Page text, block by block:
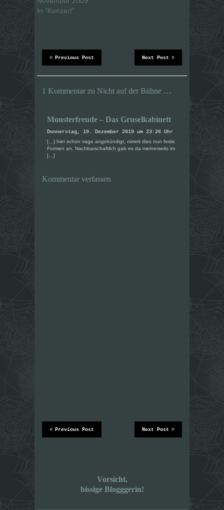
l
e
n
i
n
u
F
t
e
r
g
e
ö
f
t
)
u
m
F
t
e
r
g
e
ö
f
t
)
In "Konzert"
Next Post
Previous Post
1 Kommentar zu Nicht auf der Bühne …
Monsterfreude – Das Gruselkabinett
Donnerstag, 19. Dezember 2019 um 23:26 Uhr
[…] hier schon vage angekündigt, nimmt dies nun feste
Formen an. Nachbarschaftlich gab es da meinerseits im
[…]
Kommentar verfassen
Next Post
Previous Post
Vorsicht,
bissige Blogggerin!